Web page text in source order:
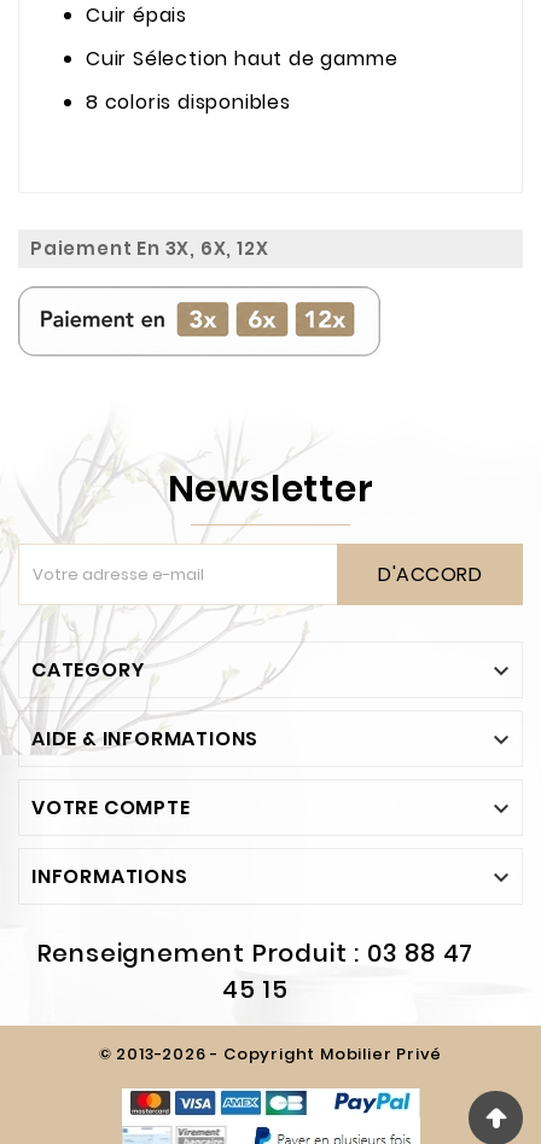
Cuir épais
Cuir Sélection haut de gamme
8 coloris disponibles
Paiement En 3X, 6X, 12X
Newsletter
D'ACCORD
CATEGORY 
AIDE & INFORMATIONS 
VOTRE COMPTE 
INFORMATIONS 
Renseignement Produit : 03 88 47
45 15
© 2013-2026 - Copyright Mobilier Privé